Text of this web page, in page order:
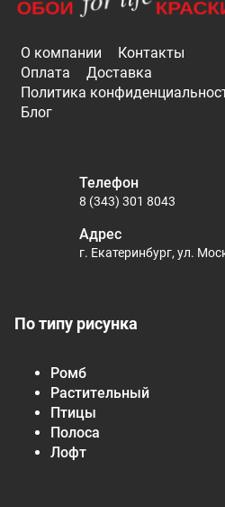
О компании
Контакты
Оплата
Доставка
Политика
Блог
По типу рисунка
Ромб
Растительный
Птицы
Полоса
Лофт
Телефон
8 (343) 301 8043
Адрес
г. Екатеринбург, ул.